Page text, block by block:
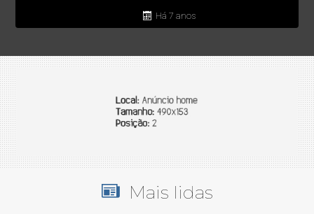
Há 7 anos
Mais lidas